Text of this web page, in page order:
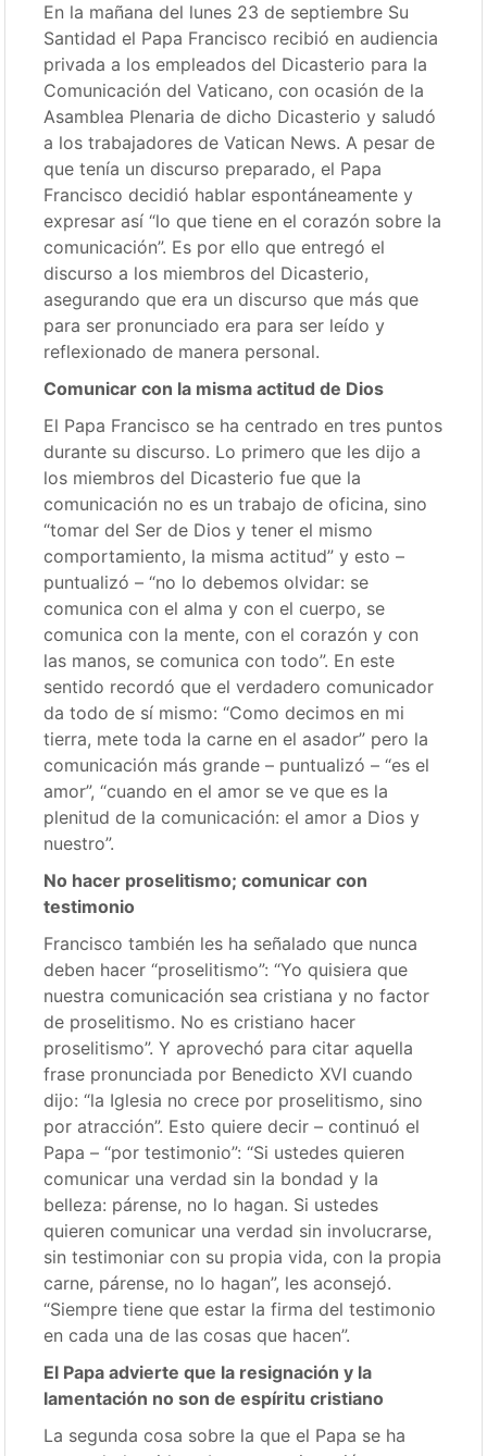
En la mañana del lunes 23 de septiembre Su
Santidad el Papa Francisco recibió en audiencia
privada a los empleados del Dicasterio para la
Comunicación del Vaticano, con ocasión de la
Asamblea Plenaria de dicho Dicasterio y saludó
a los trabajadores de Vatican News. A pesar de
que tenía un discurso preparado, el Papa
Francisco decidió hablar espontáneamente y
expresar así “lo que tiene en el corazón sobre la
comunicación”. Es por ello que entregó el
discurso a los miembros del Dicasterio,
asegurando que era un discurso que más que
para ser pronunciado era para ser leído y
reflexionado de manera personal.
Comunicar con la misma actitud de Dios
El Papa Francisco se ha centrado en tres puntos
durante su discurso. Lo primero que les dijo a
los miembros del Dicasterio fue que la
comunicación no es un trabajo de oficina, sino
“tomar del Ser de Dios y tener el mismo
comportamiento, la misma actitud” y esto –
puntualizó – “no lo debemos olvidar: se
comunica con el alma y con el cuerpo, se
comunica con la mente, con el corazón y con
las manos, se comunica con todo”. En este
sentido recordó que el verdadero comunicador
da todo de sí mismo: “Como decimos en mi
tierra, mete toda la carne en el asador” pero la
comunicación más grande – puntualizó – “es el
amor”, “cuando en el amor se ve que es la
plenitud de la comunicación: el amor a Dios y
nuestro”.
No hacer proselitismo; comunicar con
testimonio
Francisco también les ha señalado que nunca
deben hacer “proselitismo”: “Yo quisiera que
nuestra comunicación sea cristiana y no factor
de proselitismo. No es cristiano hacer
proselitismo”. Y aprovechó para citar aquella
frase pronunciada por Benedicto XVI cuando
dijo: “la Iglesia no crece por proselitismo, sino
por atracción”. Esto quiere decir – continuó el
Papa – “por testimonio”: “Si ustedes quieren
comunicar una verdad sin la bondad y la
belleza: párense, no lo hagan. Si ustedes
quieren comunicar una verdad sin involucrarse,
sin testimoniar con su propia vida, con la propia
carne, párense, no lo hagan”, les aconsejó.
“Siempre tiene que estar la firma del testimonio
en cada una de las cosas que hacen”.
El Papa advierte que la resignación y la
lamentación no son de espíritu cristiano
La segunda cosa sobre la que el Papa se ha